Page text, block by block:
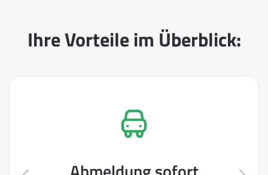
Ihre Vorteile im Überblick: